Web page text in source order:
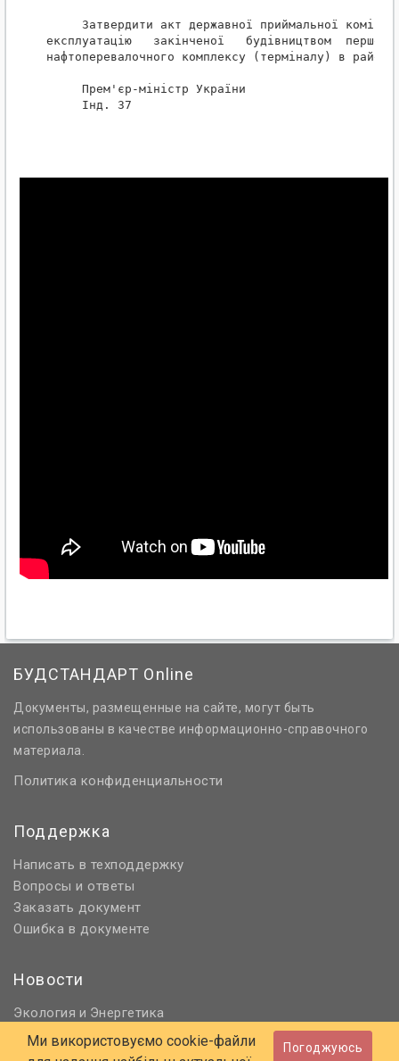
Затвердити акт державної приймальної
експлуатацію   закінченої   будівництвом  першої
нафтоперевалочного комплексу (терміналу) в
Прем'єр-міністр України
     Інд. 37
БУДСТАНДАРТ Online
Документы, размещенные на сайте, могут быть
использованы в качестве информационно-справочного
материала.
Политика конфиденциальности
Поддержка
Написать в техподдержку
Вопросы и ответы
Заказать документ
Ошибка в документе
Новости
Экология и Энергетика
Нормативное регулирование
Строительство и проектирование
Ми використовуємо cookie-файли
Погоджуюсь